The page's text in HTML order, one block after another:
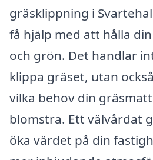
gräsklippning i
få hjälp med att hålla
och grön. Det handlar
klippa gräset, utan
vilka behov din
blomstra. Ett välvårdat
öka värdet på din